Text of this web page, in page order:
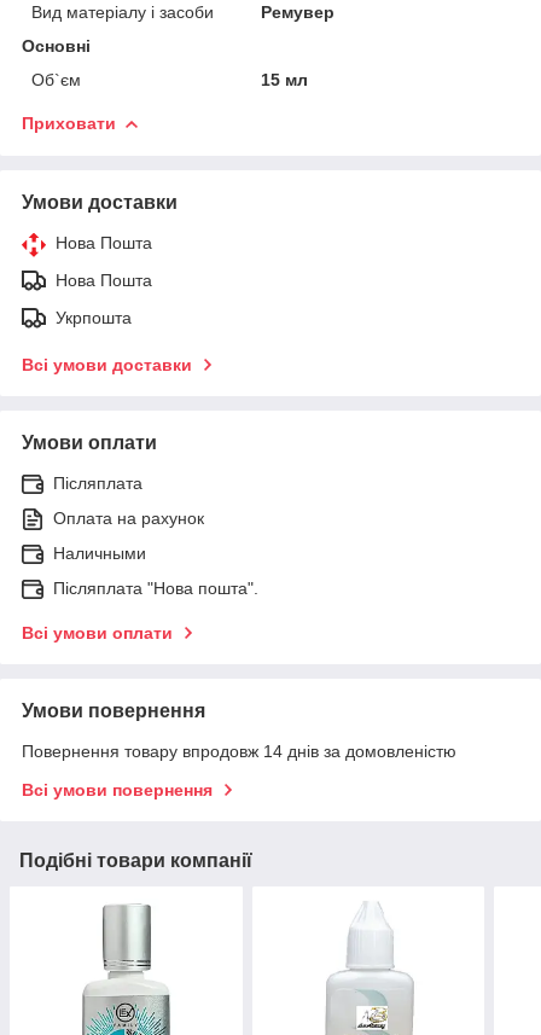
Вид матеріалу і засоби
Ремувер
Основні
Об`єм
15 мл
Приховати
Умови доставки
Нова Пошта
Нова Пошта
Укрпошта
Всі умови доставки
Умови оплати
Післяплата
Оплата на рахунок
Наличными
Післяплата "Нова пошта".
Всі умови оплати
Умови повернення
Повернення товару впродовж 14 днів за домовленістю
Всі умови повернення
Подібні товари компанії